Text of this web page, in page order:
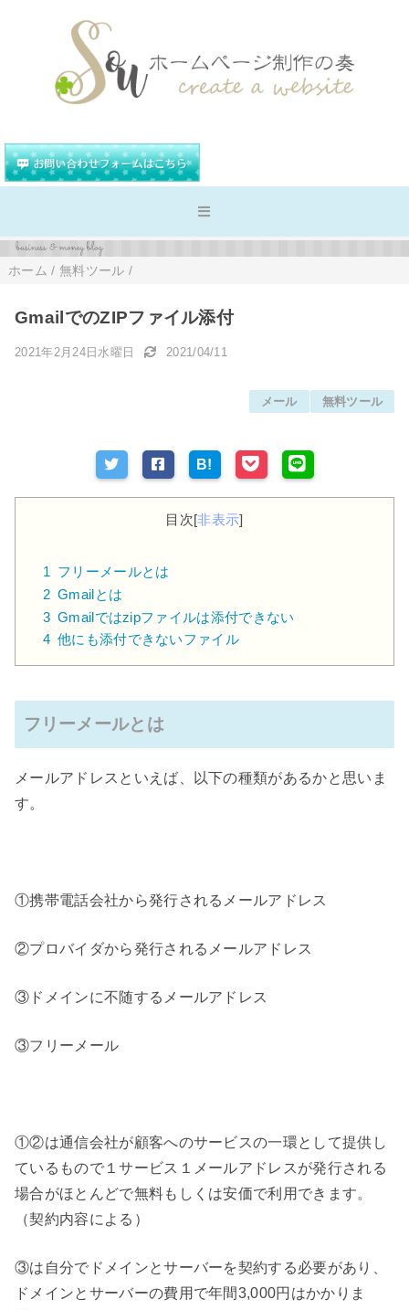
ホーム / 無料ツール /
GmailでのZIPファイル添付
2021年2月24日水曜日 2021/04/11
メール 無料ツール
B!
目次[非表示]
1 フリーメールとは
2 Gmailとは
3 Gmailではzipファイルは添付できない
4 他にも添付できないファイル
フリーメールとは
メールアドレスといえば、以下の種類があるかと思いま
す。
①携帯電話会社から発行されるメールアドレス
②プロバイダから発行されるメールアドレス
③ドメインに不随するメールアドレス
③フリーメール
①②は通信会社が顧客へのサービスの一環として提供し
ているもので１サービス１メールアドレスが発行される
場合がほとんどで無料もしくは安価で利用できます。
（契約内容による）
③は自分でドメインとサーバーを契約する必要があり、
ドメインとサーバーの費用で年間3,000円はかかりま